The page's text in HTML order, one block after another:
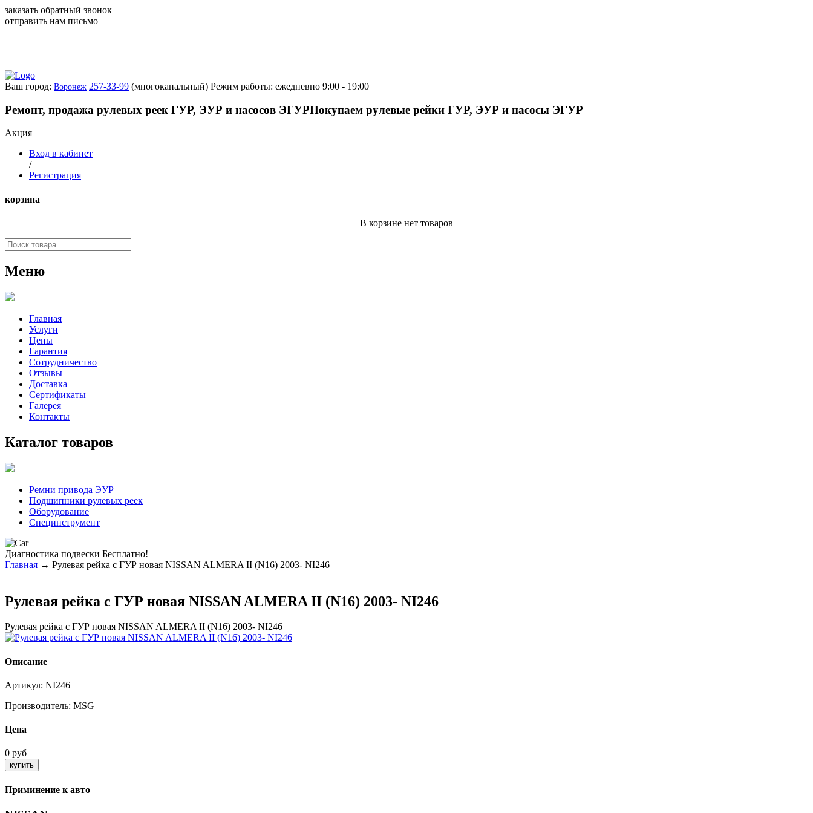
заказать обратный звонок
отправить нам письмо
Ваш город: Воронеж 257-33-99 (многоканальный) Режим работы: ежедневно 9:00 - 19:00
Ремонт, продажа рулевых реек ГУР, ЭУР и насосов ЭГУРПокупаем рулевые рейки ГУР, ЭУР и насосы ЭГУР
Акция
Вход в кабинет
/
Регистрация
корзина
В корзине нет товаров
Меню
Главная
Услуги
Цены
Гарантия
Сотрудничество
Отзывы
Доставка
Сертификаты
Галерея
Контакты
Каталог товаров
Ремни привода ЭУР
Подшипники рулевых реек
Оборудование
Специнструмент
Диагностика подвески Бесплатно!
Главная → Рулевая рейка с ГУР новая NISSAN ALMERA II (N16) 2003- NI246
Рулевая рейка с ГУР новая NISSAN ALMERA II (N16) 2003- NI246
Рулевая рейка с ГУР новая NISSAN ALMERA II (N16) 2003- NI246
Описание
Артикул: NI246
Производитель: MSG
Цена
0 руб
Приминение к авто